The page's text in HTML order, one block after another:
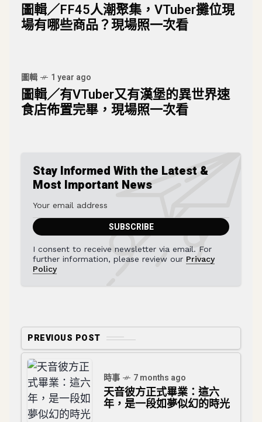
圖輯／FF45人潮聚集，VTuber攤位現
場有哪些商品？現場照一次看
圖輯 1 year ago
圖輯／有VTuber又有漢堡的異世界速
食店佈置完畢，現場照一次看
Stay Informed With the Latest &
Most Important News
I consent to receive newsletter via email. For
further information, please review our Privacy
Policy
PREVIOUS POST
時事 7 months ago
天音彼方正式畢業：這六
年，是一段如夢似幻的時光